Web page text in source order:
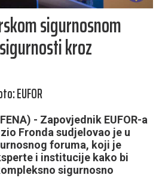
sigurnosnom
kroz
EUFOR
- Zapovjednik EUFOR-a
Fronda sudjelovao je u
foruma, koji je
i institucije kako bi
sigurnosno